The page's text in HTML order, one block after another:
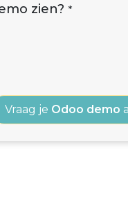
zien? *
Vraag je Odoo demo